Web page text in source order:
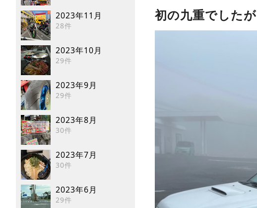
2023年11月
28件
2023年10月
29件
2023年9月
29件
2023年8月
30件
2023年7月
30件
2023年6月
29件
初の九重でしたが